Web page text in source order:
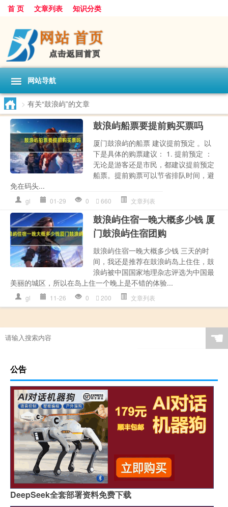
首 页 文章列表 知识分类
网站导航
> 有关“鼓浪屿”的文章
鼓浪屿船票要提前购买票吗
厦门鼓浪屿的船票 建议提前预定 。以
下是具体的购票建议： 1. 提前预定 ：
无论是游客还是市民，都建议提前预定
船票。提前购票可以节省排队时间，避
免在码头...
gl 01-29 0 660 文章列表
鼓浪屿住宿一晚大概多少钱 厦
门鼓浪屿住宿团购
鼓浪屿住宿一晚大概多少钱 三天的时
间，我还是推荐在鼓浪屿岛上住住，鼓
浪屿被中国国家地理杂志评选为中国最
美丽的城区，所以在岛上住一个晚上是不错的体验...
gl 11-26 0 200 文章列表
☚
公告
DeepSeek全套部署资料免费下载